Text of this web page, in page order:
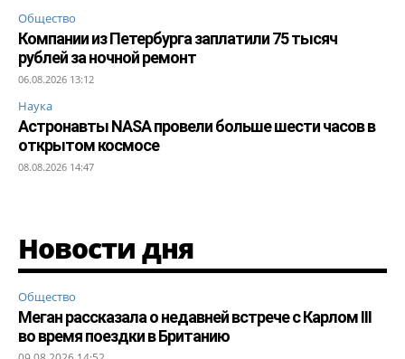
Общество
Компании из Петербурга заплатили 75 тысяч
рублей за ночной ремонт
06.08.2026 13:12
Наука
Астронавты NASA провели больше шести часов в
открытом космосе
08.08.2026 14:47
Новости дня
Общество
Меган рассказала о недавней встрече с Карлом III
во время поездки в Британию